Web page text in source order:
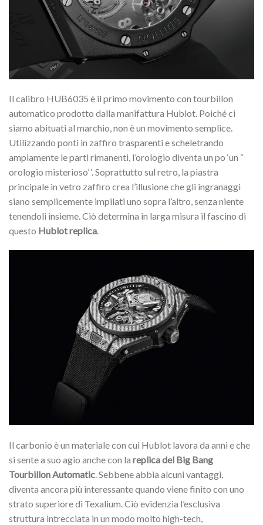
Il calibro HUB6035 è il primo movimento con tourbillon
automatico prodotto dalla manifattura Hublot. Poiché ci
siamo abituati al marchio, non è un movimento semplice.
Utilizzando ponti in zaffiro trasparenti e scheletrando
ampiamente le parti rimanenti, l’orologio diventa un po ‘un “
orologio misterioso’ ‘. Soprattutto sul retro, la piastra
principale in vetro zaffiro crea l’illusione che gli ingranaggi
siano semplicemente impilati uno sopra l’altro, senza niente
tenendoli insieme. Ciò determina in larga misura il fascino di
questo Hublot replica.
Il carbonio è un materiale con cui Hublot lavora da anni e che
si sente a suo agio anche con la replica del Big Bang
Tourbillon Automatic. Sebbene abbia alcuni vantaggi,
diventa ancora più interessante quando viene finito con uno
strato superiore di Texalium. Ciò evidenzia l’esclusiva
struttura intrecciata in un modo molto high-tech,